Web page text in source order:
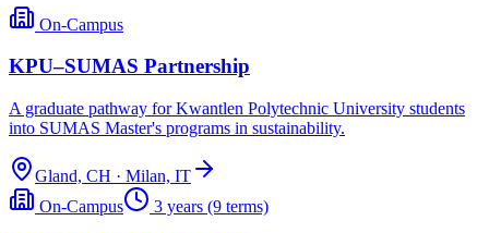
On-Campus
KPU–SUMAS Partnership
A graduate pathway for Kwantlen Polytechnic University students
into SUMAS Master's programs in sustainability.
Gland, CH · Milan, IT
On-Campus
3 years (9 terms)